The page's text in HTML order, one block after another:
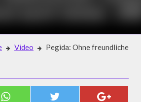
Video
Pegida: Ohne freundliche
FREUNDLICHE